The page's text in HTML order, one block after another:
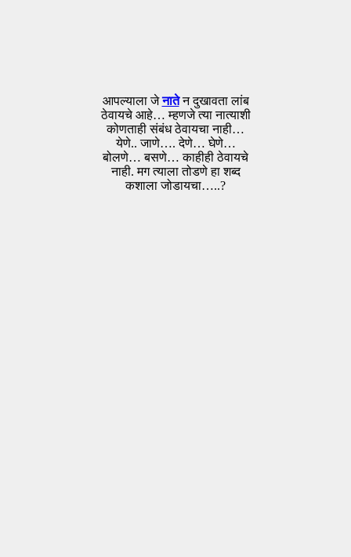
आपल्याला जेनातेन दुखावता लांब
ठेवायचे आहे… म्हणजे त्या नात्याशी
कोणताही संबंध ठेवायचा नाही…
येणे.. जाणे…. देणे… घेणे…
बोलणे… बसणे… काहीही ठेवायचे
नाही. मग त्याला तोडणे हा शब्द
कशाला जोडायचा…..?